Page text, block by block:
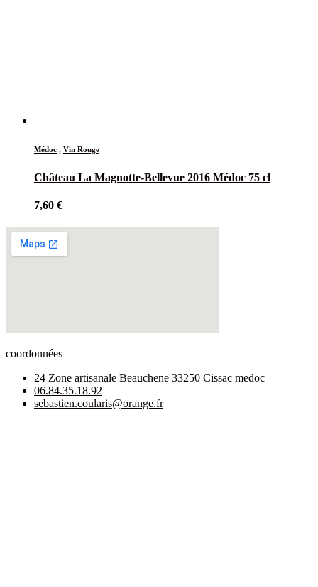
Médoc , Vin Rouge
Château La Magnotte-Bellevue 2016 Médoc 75 cl
7,60 €
coordonnées
24 Zone artisanale Beauchene 33250 Cissac medoc
06.84.35.18.92
sebastien.coularis@orange.fr